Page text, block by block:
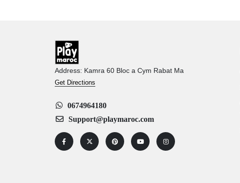
Address: Kamra 60 Bloc a Cym Rabat Ma
Get Directions
0674964180
Support@playmaroc.com